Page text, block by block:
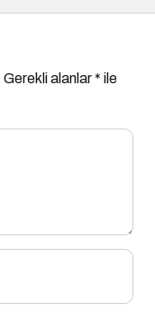
Gerekli alanlar* ile